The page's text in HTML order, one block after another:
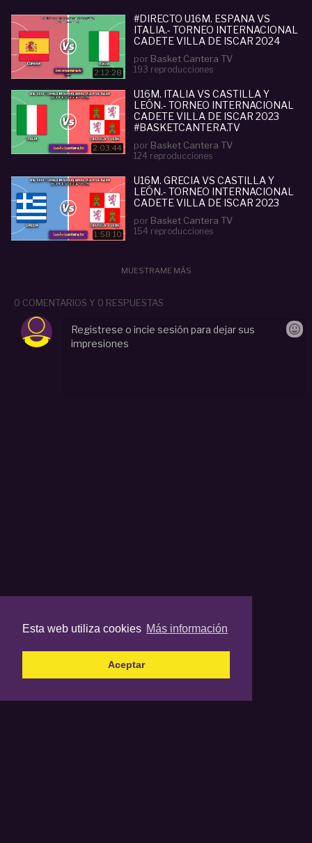
Esta web utiliza cookies Más información
Aceptar
2:12:28
#DIRECTO U16M. ESPAÑA VS
ITALIA.- TORNEO INTERNACIONAL
CADETE VILLA DE ISCAR 2024
por Basket Cantera TV
193 reproducciones
2:03:44
U16M. ITALIA VS CASTILLA Y
LEÓN.- TORNEO INTERNACIONAL
CADETE VILLA DE ISCAR 2023
#BASKETCANTERA.TV
por Basket Cantera TV
124 reproducciones
1:58:10
U16M. GRECIA VS CASTILLA Y
LEÓN.- TORNEO INTERNACIONAL
CADETE VILLA DE ISCAR 2023
por Basket Cantera TV
154 reproducciones
MUESTRAME MÁS
0 COMENTARIOS Y 0 RESPUESTAS